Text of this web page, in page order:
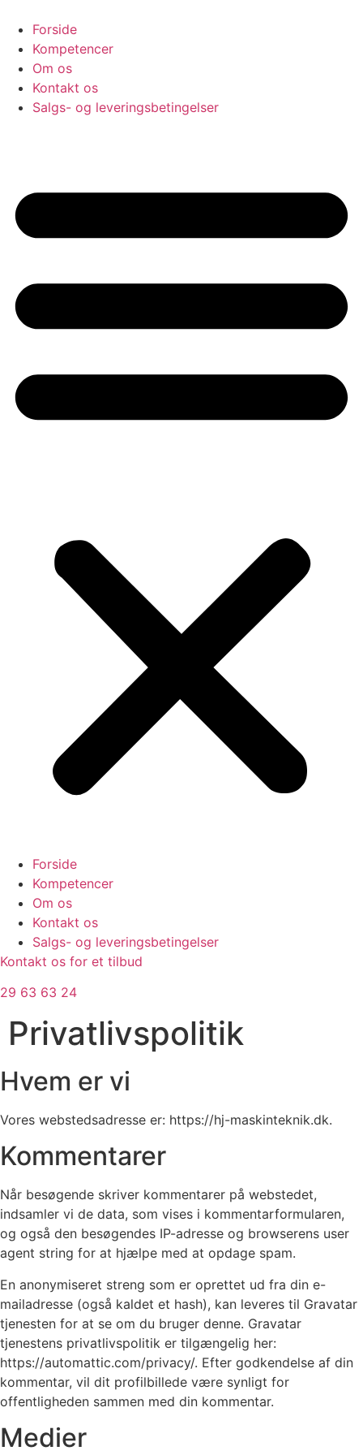
indhold
Forside
Kompetencer
Om os
Kontakt os
Salgs- og leveringsbetingelser
Forside
Kompetencer
Om os
Kontakt os
Salgs- og leveringsbetingelser
Kontakt os for et tilbud
29 63 63 24
Privatlivspolitik
Hvem er vi
Vores webstedsadresse er: https://hj-maskinteknik.dk.
Kommentarer
Når besøgende skriver kommentarer på webstedet,
indsamler vi de data, som vises i kommentarformularen,
og også den besøgendes IP-adresse og browserens user
agent string for at hjælpe med at opdage spam.
En anonymiseret streng som er oprettet ud fra din e-
mailadresse (også kaldet et hash), kan leveres til Gravatar
tjenesten for at se om du bruger denne. Gravatar
tjenestens privatlivspolitik er tilgængelig her:
https://automattic.com/privacy/. Efter godkendelse af din
kommentar, vil dit profilbillede være synligt for
offentligheden sammen med din kommentar.
Medier